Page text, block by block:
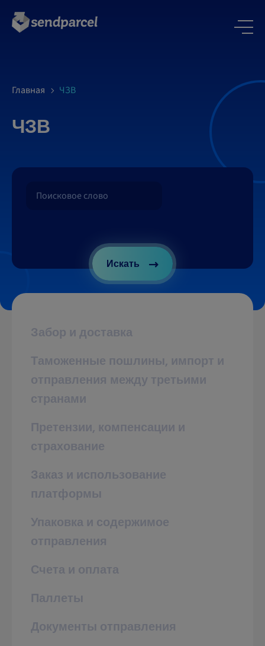
Главная ЧЗВ
ЧЗВ
Искать
Забор и доставка
Таможенные пошлины, импорт и
отправления между третьими
странами
Претензии, компенсации и
страхование
Заказ и использование
платформы
Упаковка и содержимое
отправления
Счета и оплата
Паллеты
Документы отправления